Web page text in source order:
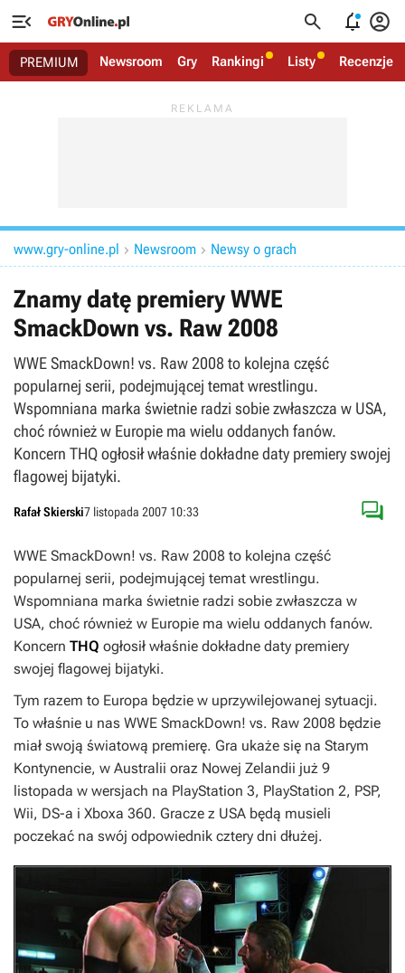
   
PREMIUM Newsroom Gry Rankingi Listy Recenzje
www.gry-online.pl  Newsroom  Newsy o grach
Znamy datę premiery WWE
SmackDown vs. Raw 2008
WWE SmackDown! vs. Raw 2008 to kolejna część
popularnej serii, podejmującej temat wrestlingu.
Wspomniana marka świetnie radzi sobie zwłaszcza w USA,
choć również w Europie ma wielu oddanych fanów.
Koncern THQ ogłosił właśnie dokładne daty premiery swojej
flagowej bijatyki.
Rafał Skierski7 listopada 2007 10:33 
WWE SmackDown! vs. Raw 2008 to kolejna część
popularnej serii, podejmującej temat wrestlingu.
Wspomniana marka świetnie radzi sobie zwłaszcza w
USA, choć również w Europie ma wielu oddanych fanów.
Koncern THQ ogłosił właśnie dokładne daty premiery
swojej flagowej bijatyki.
Tym razem to Europa będzie w uprzywilejowanej sytuacji.
To właśnie u nas WWE SmackDown! vs. Raw 2008 będzie
miał swoją światową premierę. Gra ukaże się na Starym
Kontynencie, w Australii oraz Nowej Zelandii już 9
listopada w wersjach na PlayStation 3, PlayStation 2, PSP,
Wii, DS-a i Xboxa 360. Gracze z USA będą musieli
poczekać na swój odpowiednik cztery dni dłużej.